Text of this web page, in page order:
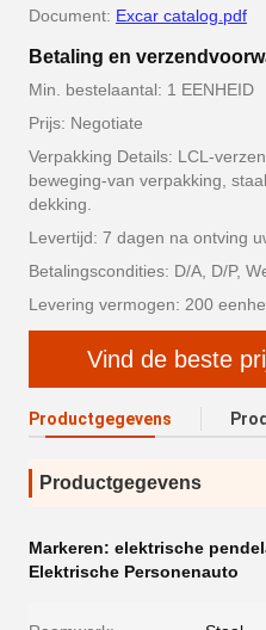
Document: Excar catalog.pdf
Betaling en
Min. bestelaantal: 1 EENHEID
Prijs: Negotiate
Verpakking Details: LCL-
beweging-van verpakking,
dekking.
Levertijd: 7 dagen na ontving
Betalingscondities: D/A, D/P,
Levering vermogen: 200
Vind de beste
Productgegevens
Productgegevens
Markeren: elektrische
Elektrische Personenauto